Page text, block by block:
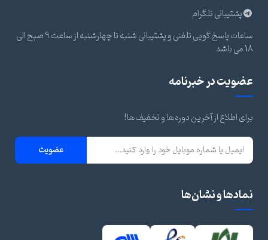
پشتیبانی تلگرام
ساعات پاسخ گویی تلفنی و پشتیبانی شنبه تا چهارشنبه از ساعت 9 صبح الی
18 می باشد
عضویت در خبرنامه
برای اطلاع از آخرین دوره‌ها و تخفیف‌ها!
عضویت
نمادها و نشان‌ها